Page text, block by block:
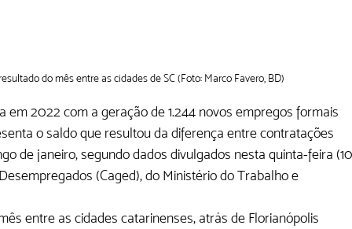
do mês entre as cidades de SC (Foto: Marco Favero, BD)
em 2022 com a geração de 1.244 novos empregos formais
o saldo que resultou da diferença entre contratações
de janeiro, segundo dados divulgados nesta quinta-feira
(Caged), do Ministério do Trabalho e
entre as cidades catarinenses, atrás de Florianópolis